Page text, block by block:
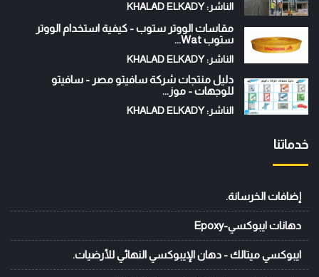
الناشر: KHALAD ELKADY
مقاسات الووتر ستوب - كيفية استخدام الووتر
ستوب Wat...
الناشر: KHALAD ELKADY
دليل منتجات شركة سافيتو مصر - سافيتو
للوجهات - موز...
الناشر: KHALAD ELKADY
خدماتنا
إضافات الخرسانة.
دهانات ايبوكسي-Epoxy
ايبوكسي ميتالك - دهان الإيبوكسي النهائي للأرضيات.